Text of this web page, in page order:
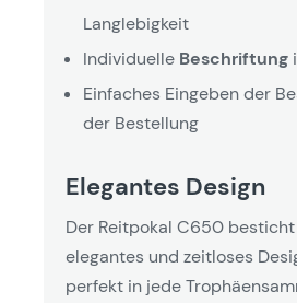
Langlebigkeit
Individuelle Beschriftung
Einfaches Eingeben der
der Bestellung
Elegantes Design
Der Reitpokal C650
elegantes und zeitloses
perfekt in jede